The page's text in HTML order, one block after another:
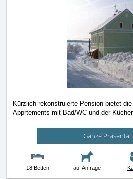
Kürzlich rekonstruierte Pension bietet
Apprtements mit Bad/WC und der
Ganze
18 Betten auf Anfrage